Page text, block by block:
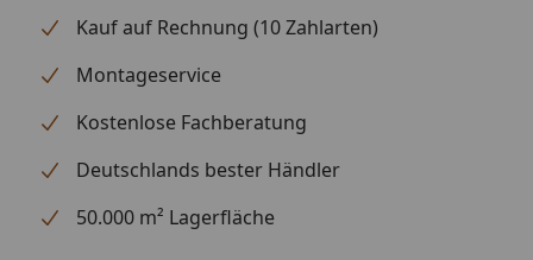
Kauf auf Rechnung (10 Zahlarten)
Montageservice
Kostenlose Fachberatung
Deutschlands bester Händler
50.000 m² Lagerfläche